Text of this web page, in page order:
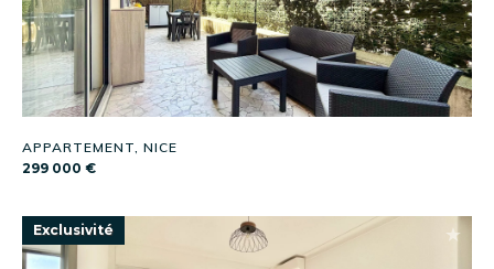
APPARTEMENT, NICE
299 000 €
Exclusivité